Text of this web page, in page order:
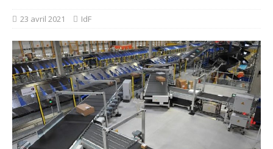
23 avril 2021 IdF